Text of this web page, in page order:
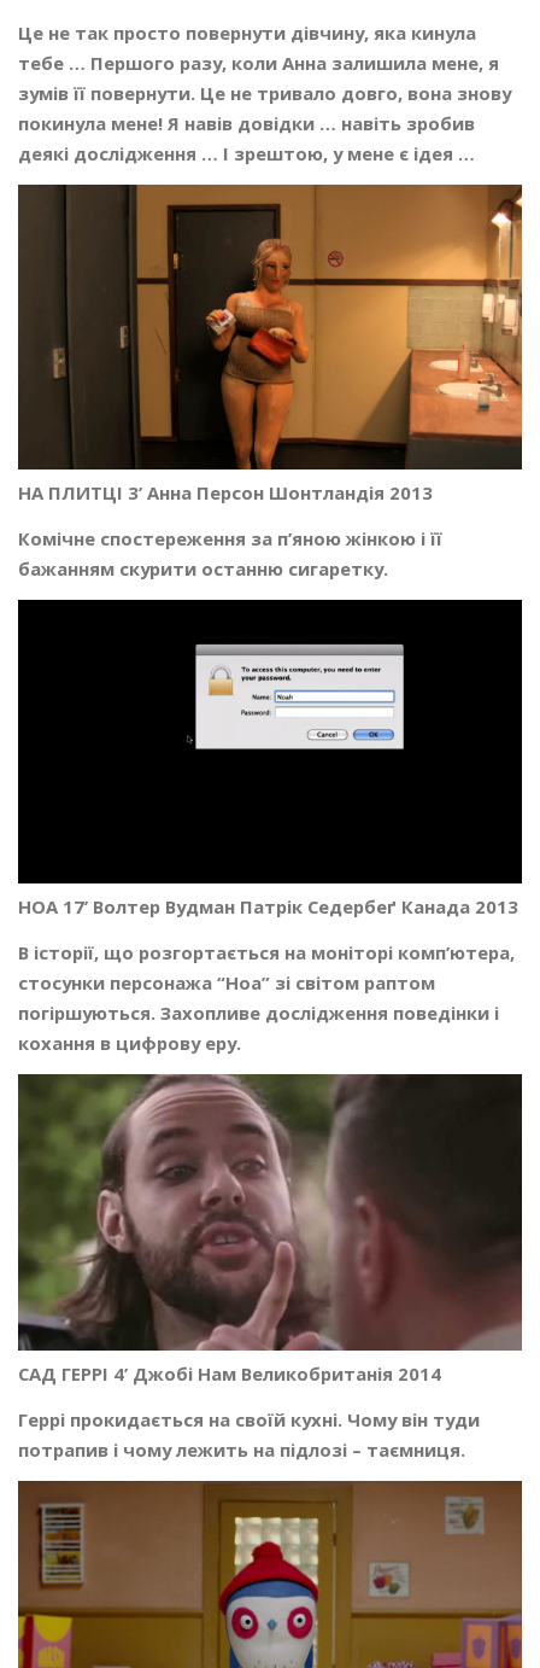
Це не так просто повернути дівчину, яка кинула
тебе … Першого разу, коли Анна залишила мене, я
зумів її повернути. Це не тривало довго, вона знову
покинула мене! Я навів довідки … навіть зробив
деякі дослідження … І зрештою, у мене є ідея …
НА ПЛИТЦІ 3’ Анна Персон Шонтландія 2013
Комічне спостереження за п’яною жінкою і її
бажанням скурити останню сигаретку.
НОА 17’ Волтер Вудман Патрік Седербеґ Канада 2013
В історії, що розгортається на моніторі комп’ютера,
стосунки персонажа “Ноа” зі світом раптом
погіршуються. Захопливе дослідження поведінки і
кохання в цифрову еру.
САД ГЕРРІ 4’ Джобі Нам Великобританія 2014
Геррі прокидається на своїй кухні. Чому він туди
потрапив і чому лежить на підлозі – таємниця.